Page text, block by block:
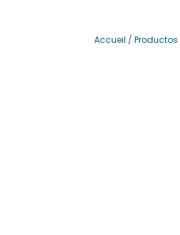
Accueil /Productos